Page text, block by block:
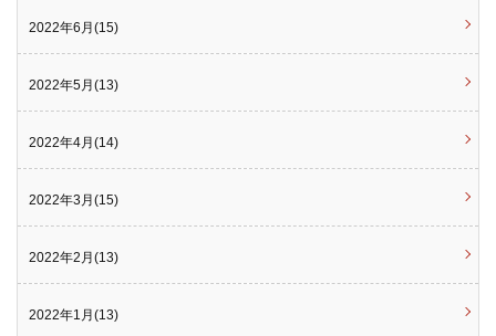
2022年6月(15)
2022年5月(13)
2022年4月(14)
2022年3月(15)
2022年2月(13)
2022年1月(13)